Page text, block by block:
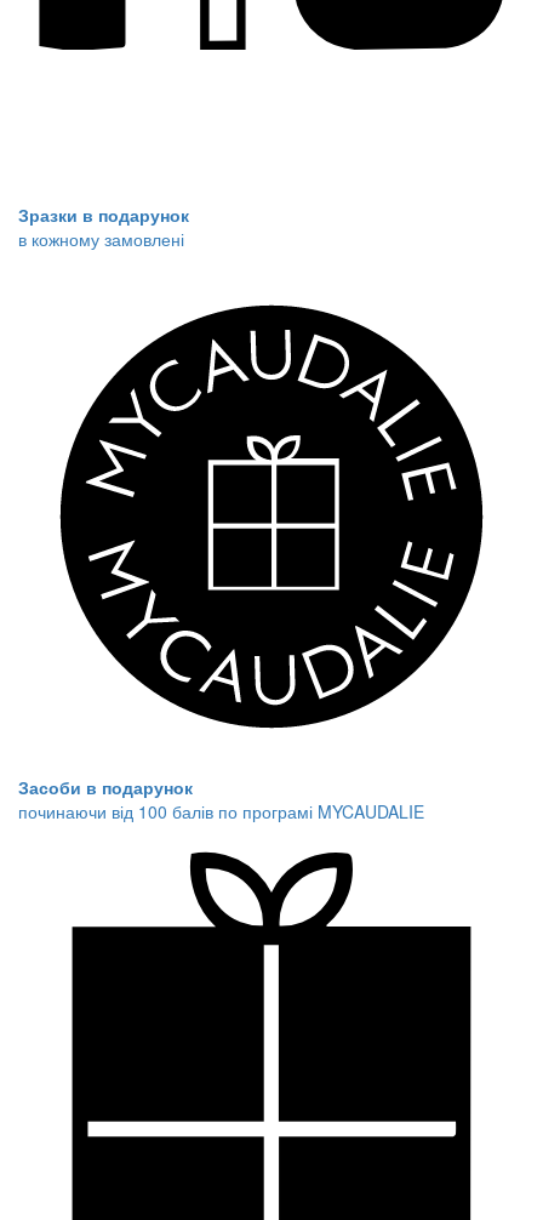
Зразки в подарунок
в кожному замовлені
Засоби в подарунок
починаючи від 100 балів по програмі MYCAUDALIE